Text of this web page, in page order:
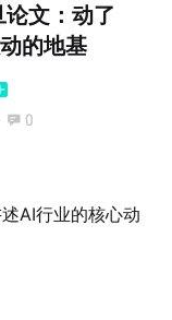
论文：动了
的地基
0
AI行业的核心动